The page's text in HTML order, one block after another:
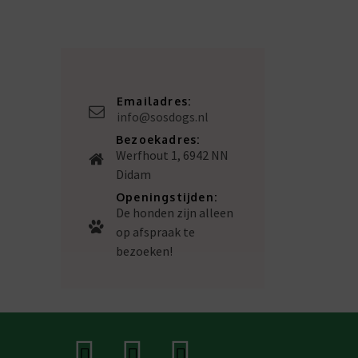
Emailadres:
info@sosdogs.nl
Bezoekadres:
Werfhout 1, 6942 NN
Didam
Openingstijden:
De honden zijn alleen
op afspraak te
bezoeken!